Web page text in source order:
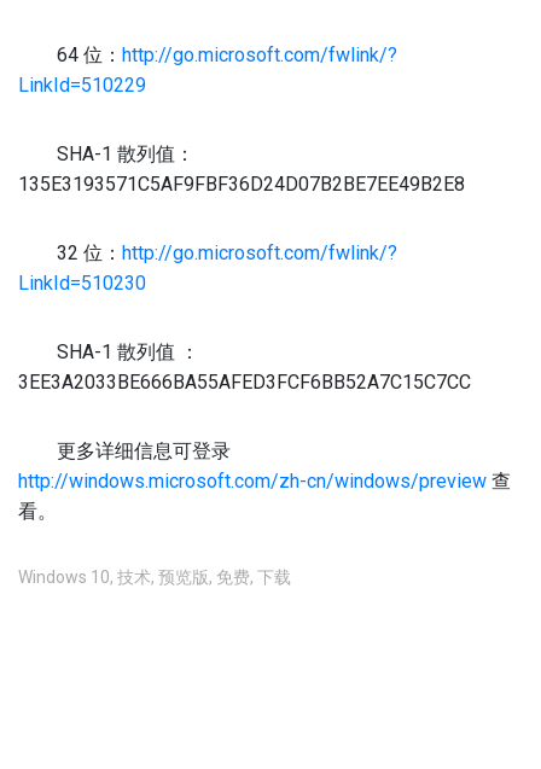
64 位： http://go.microsoft.com/fwlink/?
LinkId=510229
SHA-1 散列值：
135E3193571C5AF9FBF36D24D07B2BE7EE49B2E8
32 位： http://go.microsoft.com/fwlink/?
LinkId=510230
SHA-1 散列值 ：
3EE3A2033BE666BA55AFED3FCF6BB52A7C15C7CC
更多详细信息可登录
http://windows.microsoft.com/zh-cn/windows/preview 查
看。
Windows 10, 技术, 预览版, 免费, 下载